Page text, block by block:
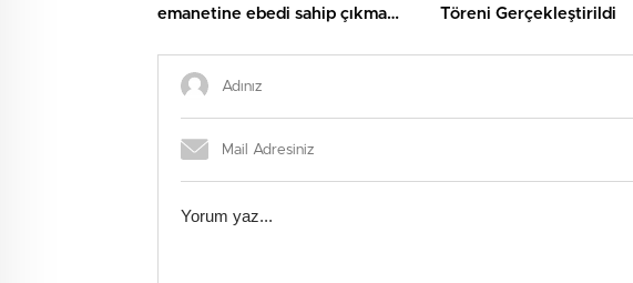
emanetine ebedi sahip çıkma
Töreni Gerçekleştirildi